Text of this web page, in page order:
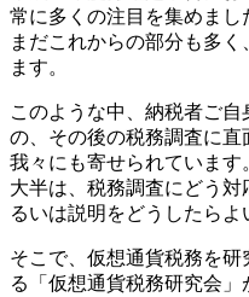
常に多くの注目を集めま
まだこれからの部分も多
ます。
このような中、納税者ご
の、その後の税務調査に
我々にも寄せられています
大半は、税務調査にどう
るいは説明をどうしたらよ
そこで、仮想通貨税務を
る「仮想通貨税務研究会